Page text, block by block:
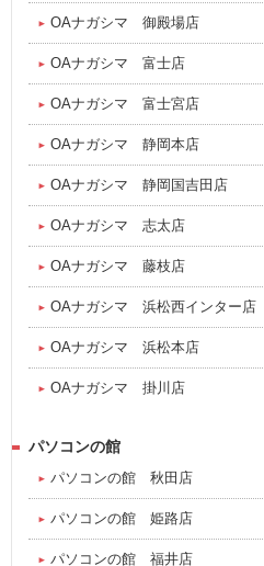
OAナガシマ 御殿場店
OAナガシマ 富士店
OAナガシマ 富士宮店
OAナガシマ 静岡本店
OAナガシマ 静岡国吉田店
OAナガシマ 志太店
OAナガシマ 藤枝店
OAナガシマ 浜松西インター店
OAナガシマ 浜松本店
OAナガシマ 掛川店
パソコンの館
パソコンの館 秋田店
パソコンの館 姫路店
パソコンの館 福井店